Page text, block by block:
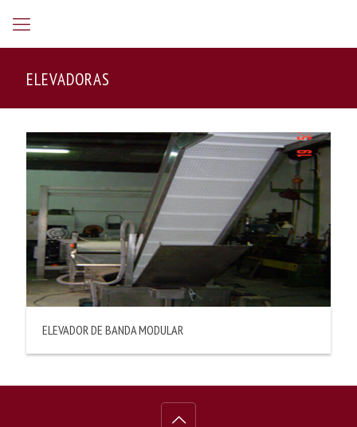
ELEVADORAS
Elevador de banda modular
ELEVADOR DE BANDA MODULAR